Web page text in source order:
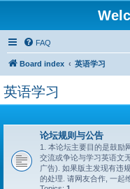
FAQ
Board index 英语学习
英语学习
论坛规则与公告
1. 本论坛主要目的是鼓励
交流或争论与学习英语文
广告). 如果版主发现有违
的处理. 请网友合作, 一起